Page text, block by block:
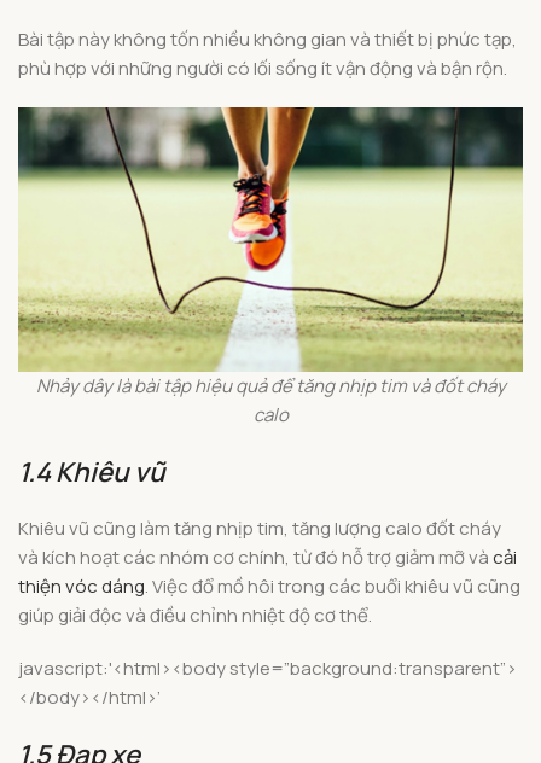
Bài tập này không tốn nhiều không gian và thiết bị phức tạp,
phù hợp với những người có lối sống ít vận động và bận rộn.
Nhảy dây là bài tập hiệu quả để tăng nhịp tim và đốt cháy
calo
1.4 Khiêu vũ
Khiêu vũ cũng làm tăng nhịp tim, tăng lượng calo đốt cháy
và kích hoạt các nhóm cơ chính, từ đó hỗ trợ giảm mỡ vàcải
thiện vóc dáng. Việc đổ mồ hôi trong các buổi khiêu vũ cũng
giúp giải độc và điều chỉnh nhiệt độ cơ thể.
javascript:'<html><body style=”background:transparent”>
</body></html>’
1.5 Đạp xe